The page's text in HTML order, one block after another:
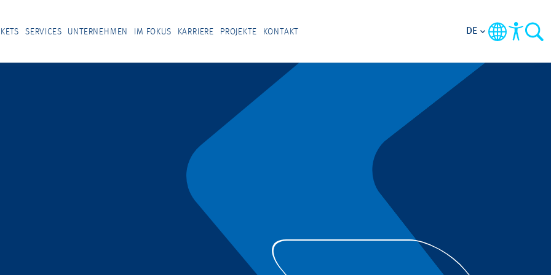
SERVICES UNTERNEHMEN IM FOKUS KARRIERE PROJEKTE KONTAKT DE